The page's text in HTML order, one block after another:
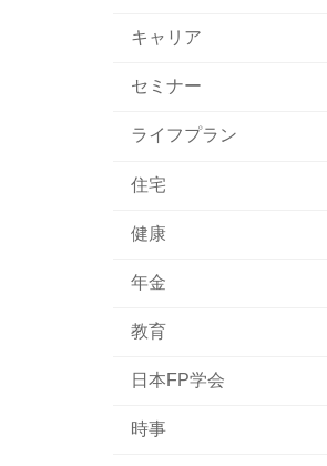
キャリア
セミナー
ライフプラン
住宅
健康
年金
教育
日本FP学会
時事